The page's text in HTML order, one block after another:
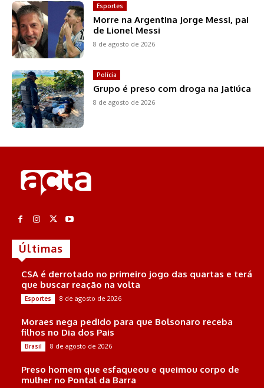
Esportes
Morre na Argentina Jorge Messi, pai
de Lionel Messi
8 de agosto de 2026
Polícia
Grupo é preso com droga na Jatiúca
8 de agosto de 2026
Últimas
CSA é derrotado no primeiro jogo das quartas e terá
que buscar reação na volta
Esportes 8 de agosto de 2026
Moraes nega pedido para que Bolsonaro receba
filhos no Dia dos Pais
Brasil 8 de agosto de 2026
Preso homem que esfaqueou e queimou corpo de
mulher no Pontal da Barra